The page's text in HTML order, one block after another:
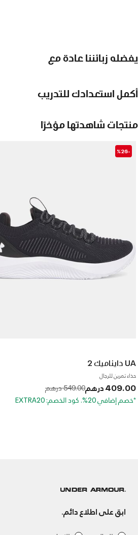
يفضله زبائننا عادة مع
أكمل استعدادك للتدريب
منتجات شاهدتها مؤخرًا
-%26
UA دايناميك 2
حذاء تمرين للرجال
409.00 درهم Price reduced from
549.00 درهم
to
*خصم إضافي 20%. كود الخصم: EXTRA20
ابق على اطلاع دائم.